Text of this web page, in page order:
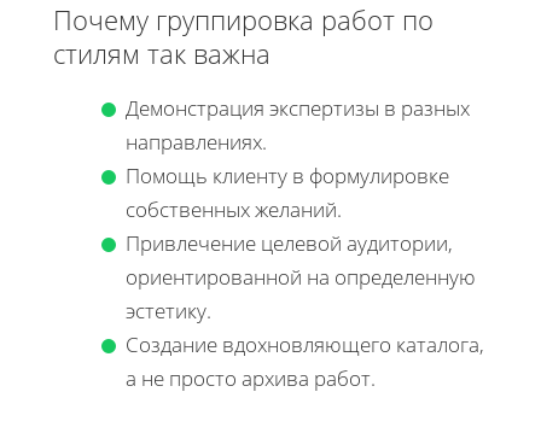
Почему группировка работ по
стилям так важна
Демонстрация экспертизы в разных
направлениях.
Помощь клиенту в формулировке
собственных желаний.
Привлечение целевой аудитории,
ориентированной на определенную
эстетику.
Создание вдохновляющего каталога,
а не просто архива работ.